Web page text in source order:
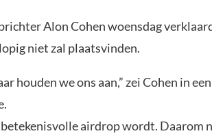
Alon Cohen woensdag
niet zal plaatsvinden.
houden we ons aan,” zei Cohen in
airdrop wordt. Daarom